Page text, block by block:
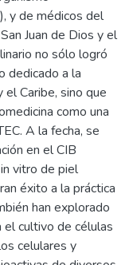
y de médicos del
Juan de Dios y el
no sólo logró
dedicado a la
el Caribe, sino que
como una
A la fecha, se
en el CIB
vitro de piel
éxito a la práctica
han explorado
cultivo de células
celulares y